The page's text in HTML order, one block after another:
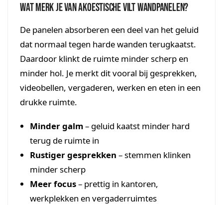
Wat merk je van akoestische vilt wandpanelen?
De panelen absorberen een deel van het geluid
dat normaal tegen harde wanden terugkaatst.
Daardoor klinkt de ruimte minder scherp en
minder hol. Je merkt dit vooral bij gesprekken,
videobellen, vergaderen, werken en eten in een
drukke ruimte.
Minder galm– geluid kaatst minder hard
terug de ruimte in
Rustiger gesprekken – stemmen klinken
minder scherp
Meer focus– prettig in kantoren,
werkplekken en vergaderruimtes